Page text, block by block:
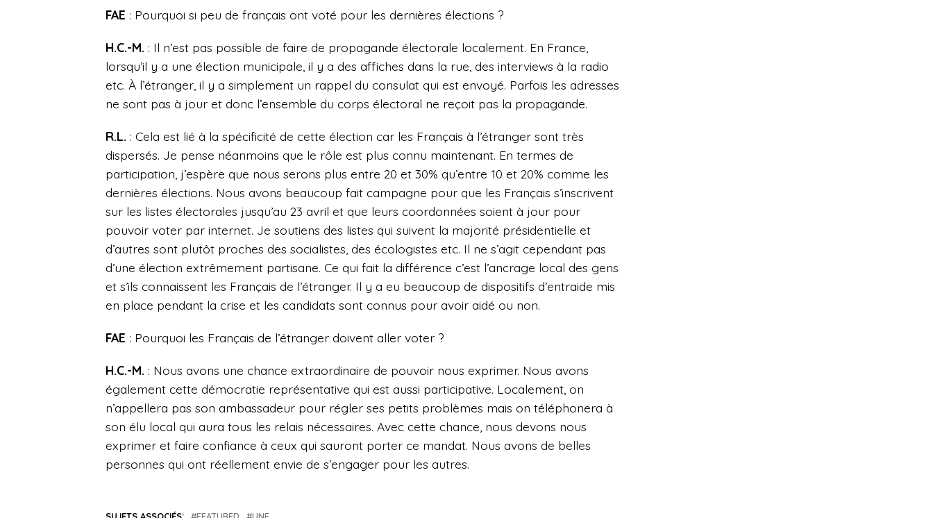
FAE : Pourquoi si peu de français ont voté pour les dernières élections ?
H.C.-M. : Il n’est pas possible de faire de propagande électorale localement. En France,
lorsqu’il y a une élection municipale, il y a des affiches dans la rue, des interviews à la radio
etc. À l’étranger, il y a simplement un rappel du consulat qui est envoyé. Parfois les adresses
ne sont pas à jour et donc l’ensemble du corps électoral ne reçoit pas la propagande.
R.L. : Cela est lié à la spécificité de cette élection car les Français à l’étranger sont très
dispersés. Je pense néanmoins que le rôle est plus connu maintenant. En termes de
participation, j’espère que nous serons plus entre 20 et 30% qu’entre 10 et 20% comme les
dernières élections. Nous avons beaucoup fait campagne pour que les Français s’inscrivent
sur les listes électorales jusqu’au 23 avril et que leurs coordonnées soient à jour pour
pouvoir voter par internet. Je soutiens des listes qui suivent la majorité présidentielle et
d’autres sont plutôt proches des socialistes, des écologistes etc. Il ne s’agit cependant pas
d’une élection extrêmement partisane. Ce qui fait la différence c’est l’ancrage local des gens
et s’ils connaissent les Français de l’étranger. Il y a eu beaucoup de dispositifs d’entraide mis
en place pendant la crise et les candidats sont connus pour avoir aidé ou non.
FAE : Pourquoi les Français de l’étranger doivent aller voter ?
H.C.-M. : Nous avons une chance extraordinaire de pouvoir nous exprimer. Nous avons
également cette démocratie représentative qui est aussi participative. Localement, on
n’appellera pas son ambassadeur pour régler ses petits problèmes mais on téléphonera à
son élu local qui aura tous les relais nécessaires. Avec cette chance, nous devons nous
exprimer et faire confiance à ceux qui sauront porter ce mandat. Nous avons de belles
personnes qui ont réellement envie de s’engager pour les autres.